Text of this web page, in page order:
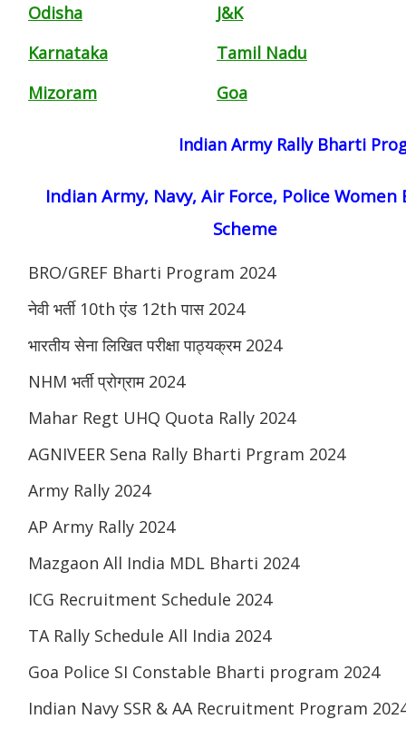
Odisha
J&K
Karnataka
Tamil Nadu
Mizoram
Goa
Indian Army Rally Bharti
Indian Army, Navy, Air Force, Police Women
Scheme
BRO/GREF Bharti Program 2024
नेवी भर्ती 10th एंड 12th पास 2024
भारतीय सेना लिखित परीक्षा पाठ्यक्रम 2024
NHM भर्ती प्रोग्राम 2024
Mahar Regt UHQ Quota Rally 2024
AGNIVEER Sena Rally Bharti Prgram 2024
Army Rally 2024
AP Army Rally 2024
Mazgaon All India MDL Bharti 2024
ICG Recruitment Schedule 2024
TA Rally Schedule All India 2024
Goa Police SI Constable Bharti program 2024
Indian Navy SSR & AA Recruitment Program